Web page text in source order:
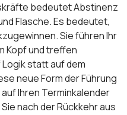
bedeutet Abstinenz
Flasche. Es bedeutet,
Sie führen Ihr
Kopf und treffen
statt auf dem
neue Form der Führung
Ihren Terminkalender
nach der Rückkehr aus